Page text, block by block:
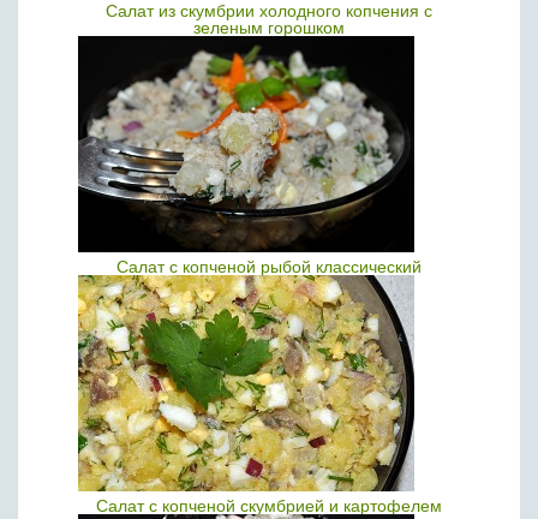
Салат из скумбрии холодного копчения с
зеленым горошком
Салат с копченой рыбой классический
Салат с копченой скумбрией и картофелем